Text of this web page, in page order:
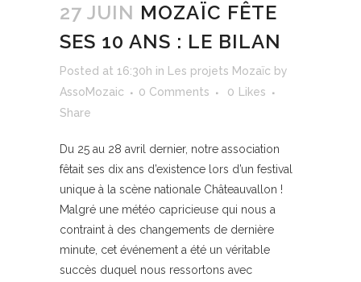
27 JUIN MOZAÏC FÊTE
SES 10 ANS : LE BILAN
Posted at 16:30h in Les projets Mozaïc by
AssoMozaic
0 Comments 0 Likes
Share
Du 25 au 28 avril dernier, notre association
fêtait ses dix ans d’existence lors d’un festival
unique à la scène nationale Châteauvallon !
Malgré une météo capricieuse qui nous a
contraint à des changements de dernière
minute, cet événement a été un véritable
succès duquel nous ressortons avec